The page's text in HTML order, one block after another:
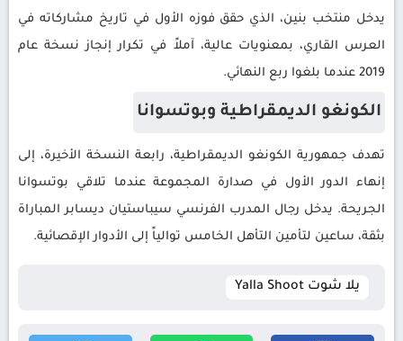
يدخل منتخب بنين، الذي حقق فوزه الأول في تاريخ مشاركاته في
العرس القاري، بمعنويات عالية، آملاً في تكرار إنجاز نسخة عام
2019 عندما بلغوا ربع النهائي.
الكونغو الديمقراطية وبوتسوانا
تهدف جمهورية الكونغو الديمقراطية، رابعة النسخة الأخيرة، إلى
إنهاء الدور الأول في صدارة المجموعة عندما تلاقي بوتسوانا
الجريحة. يدخل رجال المدرب الفرنسي سيباستيان ديسابر المباراة
بثقة، ساعين لتأمين التأهل الخامس توالياً إلى الأدوار الإقصائية.
يلا شوت Yalla Shoot